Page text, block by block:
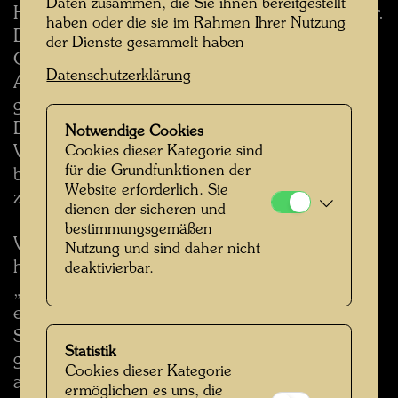
Hausgiebel ein apokalyptischer Blutregen nieder.
Da und dort ist, kaum verdeckt, Drohung und
Gefahr – Moder aus den Wohnungen des Todes.
Alles ist der Erde verhaftet, in keinem der Bilder
gibt es helle Himmel oder befreiende Horizonte.
Diese Malerei ist ein unausgesetzter, heroischer
Versuch, alle dunklen Anfechtungen siegreich zu
bestehen, denn Malerei ist für Hundertwasser
zuletzt Ausdruck reiner Lebensfreude.
Viele dieser Blätter, etwa auch diejenigen, die er
hier als „Kumo no kankei“ (Nr. 470a) oder
„Mekura no megame“ (563a) bezeichnet,
erscheinen wie von oben gesehene uralte
Steinsetzungen heiliger Bezirke, die sich
geheimnisvoll durch den gewachsenen Boden
abzeichnen. Sie erinnern an die prähistorischen
Daten zusammen, die Sie ihnen bereitgestellt
haben oder die sie im Rahmen Ihrer Nutzung
der Dienste gesammelt haben
Datenschutzerklärung
Notwendige Cookies
Cookies dieser Kategorie sind
für die Grundfunktionen der
Website erforderlich. Sie
dienen der sicheren und
bestimmungsgemäßen
Nutzung und sind daher nicht
deaktivierbar.
Statistik
Cookies dieser Kategorie
ermöglichen es uns, die